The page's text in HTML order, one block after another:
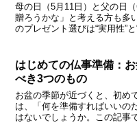
母の日（5月11日）と父の日
贈ろうかな」と考える方も多
のプレゼント選びは“実用性”
はじめての仏事準備：
べき3つのもの
お盆の季節が近づくと、初め
は、「何を準備すればいいの
はないでしょうか。​この記事